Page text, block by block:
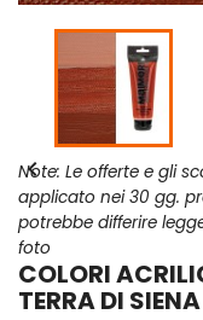

Note: Le offerte e gli
applicato nei 30 gg.
potrebbe differire
foto
COLORI
TERRA DI